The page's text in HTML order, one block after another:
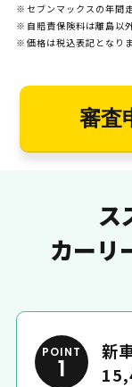
セブンマックスの年間
自賠責保険料は離島以
価格は税込表記となりま
審査
ス
カーリ
POINT
1
新